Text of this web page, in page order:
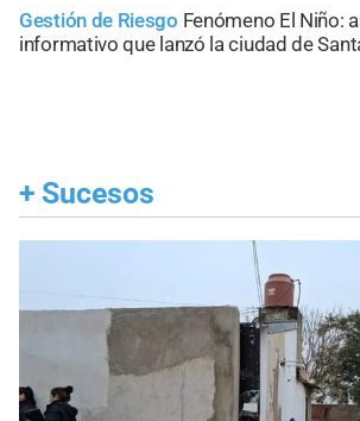
Gestión de Riesgo Fenómeno El Niño:
informativo que lanzó la ciudad de
+ Sucesos